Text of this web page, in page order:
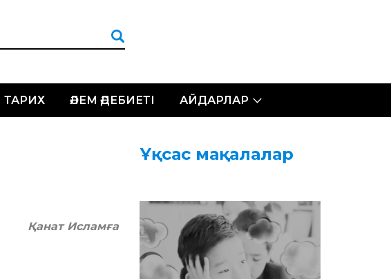
ТАРИХ ӘЛЕМ ӘДЕБИЕТІ АЙДАРЛАР
Қанат Исламға
Ұқсас мақалалар